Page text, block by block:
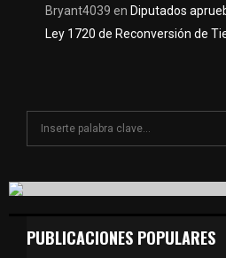
Bryant4039 en Diputados
Ley 1720 de Reconversión de
c
f
PUBLICACIONES POPULARES